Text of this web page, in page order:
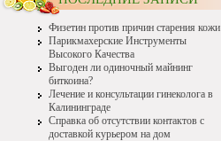
Физетин против причин старения кожи
Парикмахерские Инструменты
Высокого Качества
Выгоден ли одиночный майнинг
биткоина?
Лечение и консультации гинеколога в
Калининграде
Справка об отсутствии контактов с
доставкой курьером на дом